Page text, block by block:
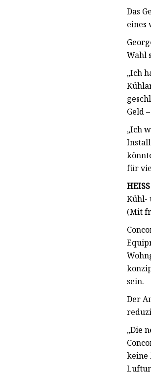
Das
eines
Wahl
„Ich
Geld
„Ich
für
Kühl-
(Mit
sein.
Der
„Die
keine